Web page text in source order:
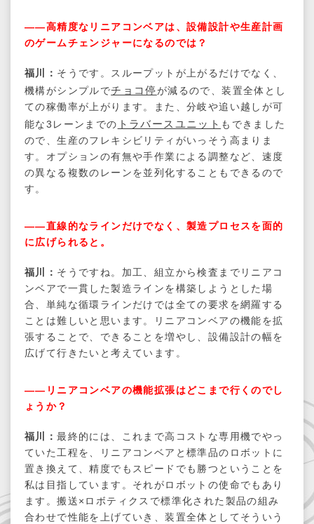
――高精度なリニアコンベアは、設備設計や生産計画
のゲームチェンジャーになるのでは？
福川： そうです。スループットが上がるだけでなく、
機構がシンプルでチョコ停が減るので、装置全体とし
ての稼働率が上がります。また、分岐や追い越しが可
能な3レーンまでの トラバースユニット もできました
ので、生産のフレキシビリティがいっそう高まりま
す。オプションの有無や手作業による調整など、速度
の異なる複数のレーンを並列化することもできるので
す。
――直線的なラインだけでなく、製造プロセスを面的
に広げられると。
福川： そうですね。加工、組立から検査までリニアコ
ンベアで一貫した製造ラインを構築しようとした場
合、単純な循環ラインだけでは全ての要求を網羅する
ことは難しいと思います。リニアコンベアの機能を拡
張することで、できることを増やし、設備設計の幅を
広げて行きたいと考えています。
――リニアコンベアの機能拡張はどこまで行くのでし
ょうか？
福川：最終的には、これまで⾼コストな専⽤機でやっ
ていた⼯程を、リニアコンベアと標準品のロボットに
置き換えて、精度でもスピードでも勝つということを
私は⽬指しています。それがロボットの使命でもあり
ます。搬送×ロボティクスで標準化された製品の組み
合わせで性能を上げていき、装置全体としてそういう